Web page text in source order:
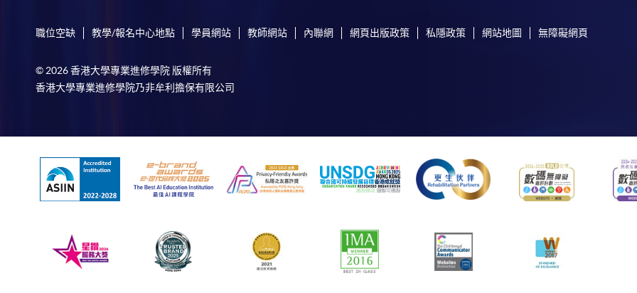
職位空缺 教學/報名中心地點 學員網站 教師網站 內聯網 網頁出版政策 私隱政策 網站地圖 無障礙網頁
© 2026 香港大學專業進修學院 版權所有
香港大學專業進修學院乃非牟利擔保有限公司